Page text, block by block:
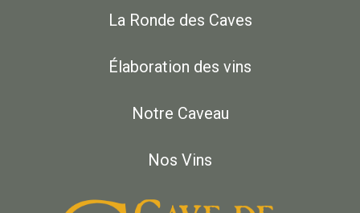
La Ronde des Caves
Élaboration des vins
Notre Caveau
Nos Vins